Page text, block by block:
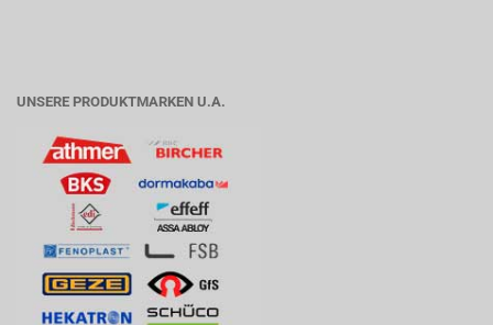
UNSERE PRODUKTMARKEN U.A.